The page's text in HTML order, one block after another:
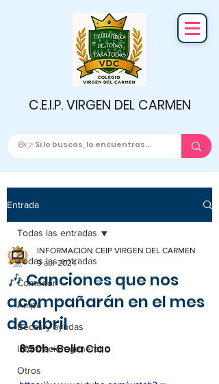
C.E.I.P. VIRGEN DEL CARMEN
Entrada
Todas las entradas
Comedor
Ampa
Becas y ayudas
Información general
Otros
Todas las entradas
🎶 Canciones que nos
acompañarán en el mes
de abril
INFORMACION CEIP VIRGEN DEL CARMEN
9 abr 2024
8:50h -Bella Ciao